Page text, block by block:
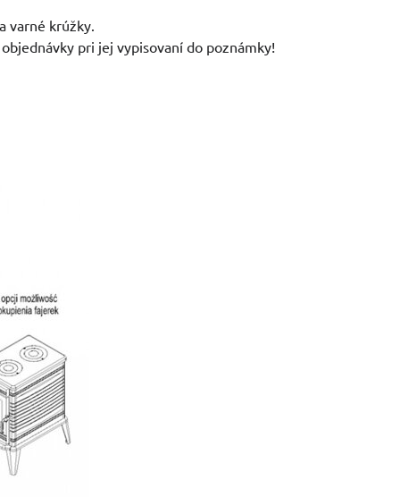
varné krúžky.
pri jej vypisovaní do poznámky!